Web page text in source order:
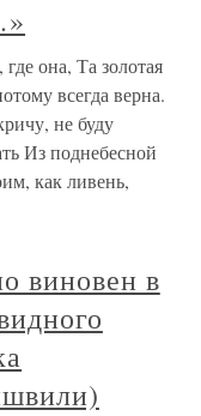
она, Та золотая
всегда верна.
не буду
Из поднебесной
как ливень,
виновен в